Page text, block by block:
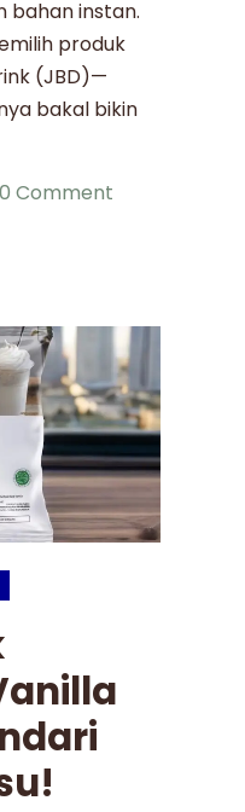
bahan instan.
produk
(JBD)—
bakal bikin
0 Comment